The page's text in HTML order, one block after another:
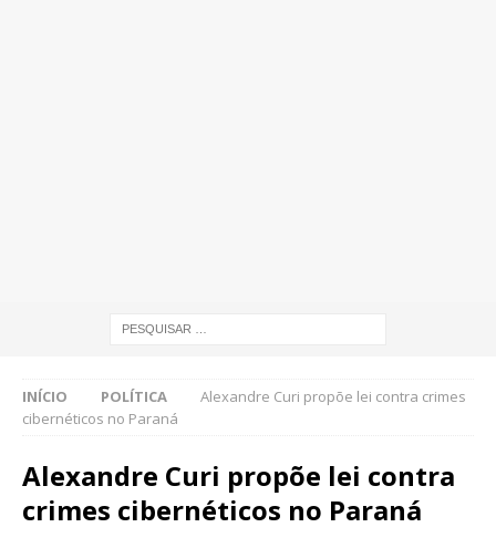
INÍCIO POLÍTICA
Alexandre Curi propõe lei contra crimes
cibernéticos no Paraná
Alexandre Curi propõe lei contra
crimes cibernéticos no Paraná